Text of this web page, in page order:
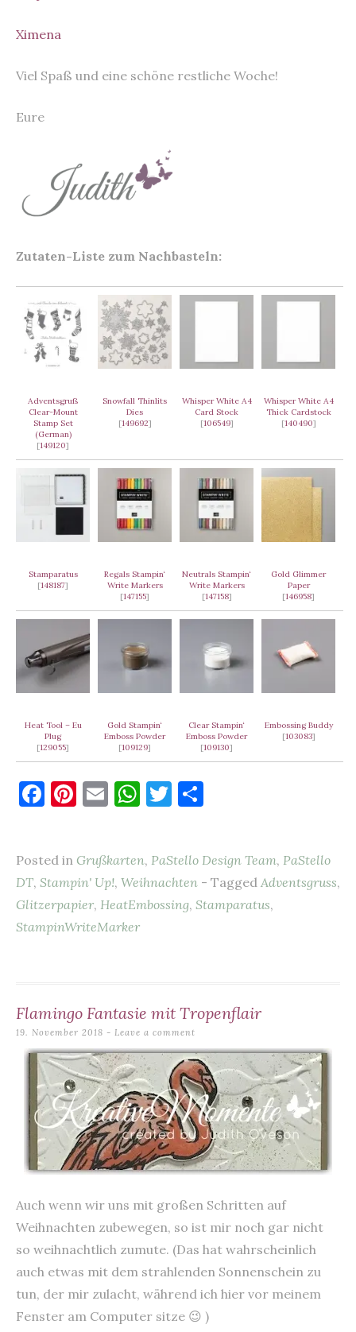
Ximena
Viel Spaß und eine schöne restliche Woche!
Eure
Zutaten-Liste zum Nachbasteln:
Adventsgruß
Clear-Mount
Stamp Set
(German)
[149120]
Snowfall Thinlits
Dies
[149692]
Whisper White A4
Card Stock
[106549]
Whisper White A4
Thick Cardstock
[140490]
Stamparatus
[148187]
Regals Stampin‘
Write Markers
[147155]
Neutrals Stampin‘
Write Markers
[147158]
Gold Glimmer
Paper
[146958]
Heat Tool – Eu
Plug
[129055]
Gold Stampin‘
Emboss Powder
[109129]
Clear Stampin‘
Emboss Powder
[109130]
Embossing Buddy
[103083]
F
e
b
o
Pi
es
t
E
l
W
s
A
T
te
r
n
Posted in Grußkarten, PaStello Design Team, PaStello
DT, Stampin' Up!, Weihnachten - Tagged Adventsgruss,
Glitzerpapier, HeatEmbossing, Stamparatus,
StampinWriteMarker
Flamingo Fantasie mit Tropenflair
19. November 2018 Leave a comment
Auch wenn wir uns mit großen Schritten auf
Weihnachten zubewegen, so ist mir noch gar nicht
so weihnachtlich zumute. (Das hat wahrscheinlich
auch etwas mit dem strahlenden Sonnenschein zu
tun, der mir zulacht, während ich hier vor meinem
Fenster am Computer sitze 😉 )